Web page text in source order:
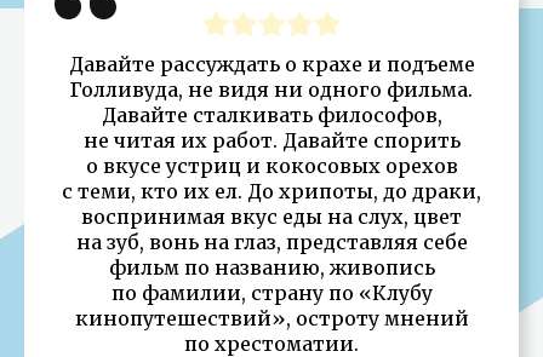
Давайте рассуждать о крахе и подъеме
Голливуда, не видя ни одного фильма.
Давайте сталкивать философов,
не читая их работ. Давайте спорить
о вкусе устриц и кокосовых орехов
с теми, кто их ел. До хрипоты, до драки,
воспринимая вкус еды на слух, цвет
на зуб, вонь на глаз, представляя себе
фильм по названию, живопись
по фамилии, страну по «Клубу
кинопутешествий», остроту мнений
по хрестоматии.